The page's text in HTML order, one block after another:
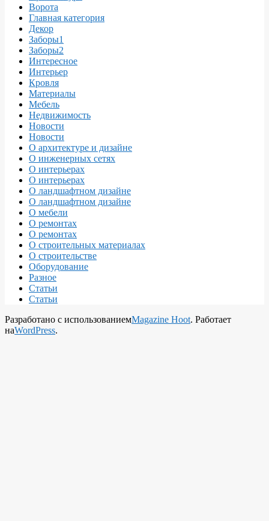
Ворота
Главная категория
Декор
Заборы1
Заборы2
Интересное
Интерьер
Кровля
Материалы
Мебель
Недвижимость
Новости
Новости
О архитектуре и дизайне
О инженерных сетях
О интерьерах
О интерьерах
О ландшафтном дизайне
О ландшафтном дизайне
О мебели
О ремонтах
О ремонтах
О строительных материалах
О строительстве
Оборудование
Разное
Статьи
Статьи
Разработано с использованиемMagazine Hoot. Работает
наWordPress.